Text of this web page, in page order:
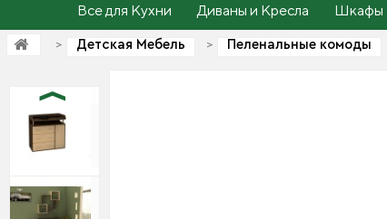
Все для Кухни Диваны и Кресла Шкафы
> Детская Мебель > Пеленальные комоды